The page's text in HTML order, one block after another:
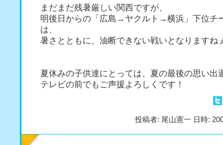
まだまだ残暑厳しい関西ですが、
明後日からの「広島→ヤクルト→横浜」下位チ
は、
暑さとともに、油断できない戦いとなりますね
夏休みの子供達にとっては、夏の最後の思い出
テレビの前でもご声援よろしくです！
投稿者: 尾山憲一 日時: